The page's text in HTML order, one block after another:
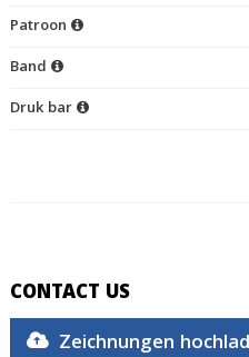
Patroon
Band
Druk bar
CONTACT US
Zeichnungen